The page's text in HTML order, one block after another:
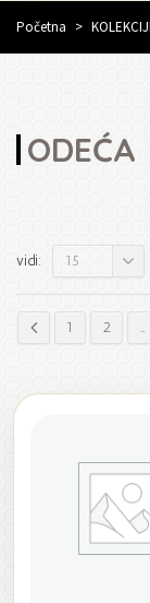
Početna >
ODEĆA
1 2 …
vidi: 15